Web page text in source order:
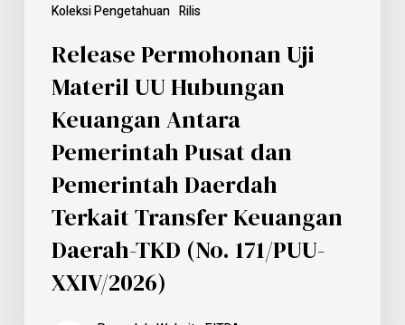
Koleksi Pengetahuan Rilis
Release Permohonan Uji
Materil UU Hubungan
Keuangan Antara
Pemerintah Pusat dan
Pemerintah Daerdah
Terkait Transfer Keuangan
Daerah-TKD (No. 171/PUU-
XXIV/2026)